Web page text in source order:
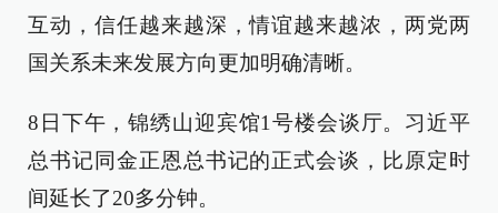
互动，信任越来越深，情谊越来越浓，两党两
国关系未来发展方向更加明确清晰。
8日下午，锦绣山迎宾馆1号楼会谈厅。习近平
总书记同金正恩总书记的正式会谈，比原定时
间延长了20多分钟。